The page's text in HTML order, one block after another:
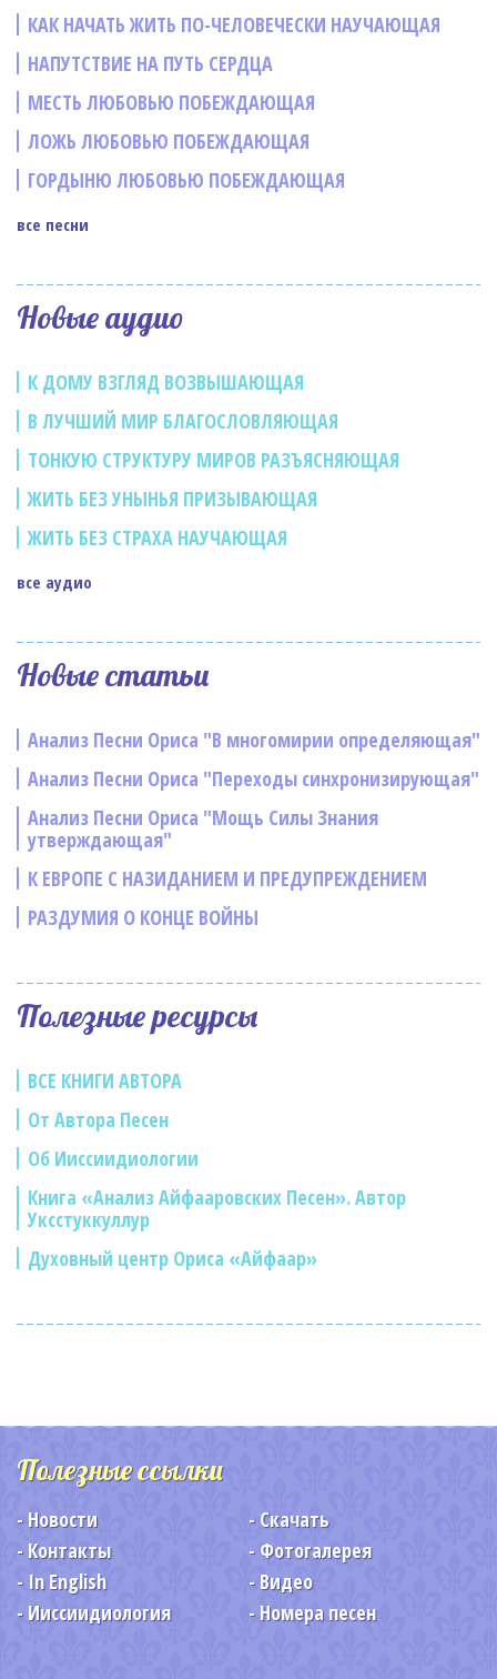
КАК НАЧАТЬ ЖИТЬ ПО-ЧЕЛОВЕЧЕСКИ НАУЧАЮЩАЯ
НАПУТСТВИЕ НА ПУТЬ СЕРДЦА
МЕСТЬ ЛЮБОВЬЮ ПОБЕЖДАЮЩАЯ
ЛОЖЬ ЛЮБОВЬЮ ПОБЕЖДАЮЩАЯ
ГОРДЫНЮ ЛЮБОВЬЮ ПОБЕЖДАЮЩАЯ
все песни
Новые аудио
К ДОМУ ВЗГЛЯД ВОЗВЫШАЮЩАЯ
В ЛУЧШИЙ МИР БЛАГОСЛОВЛЯЮЩАЯ
ТОНКУЮ СТРУКТУРУ МИРОВ РАЗЪЯСНЯЮЩАЯ
ЖИТЬ БЕЗ УНЫНЬЯ ПРИЗЫВАЮЩАЯ
ЖИТЬ БЕЗ СТРАХА НАУЧАЮЩАЯ
все аудио
Новые статьи
Анализ Песни Ориса "В многомирии определяющая"
Анализ Песни Ориса "Переходы синхронизирующая"
Анализ Песни Ориса "Мощь Силы Знания
утверждающая"
К ЕВРОПЕ С НАЗИДАНИЕМ И ПРЕДУПРЕЖДЕНИЕМ
РАЗДУМИЯ О КОНЦЕ ВОЙНЫ
Полезные ресурсы
ВСЕ КНИГИ АВТОРА
От Автора Песен
Об Ииссиидиологии
Книга «Анализ Айфааровских Песен». Автор
Уксстуккуллур
Духовный центр Ориса «Айфаар»
Полезные ссылки
Новости
Скачать
Контакты
Фотогалерея
In English
Видео
Ииссиидиология
Номера песен